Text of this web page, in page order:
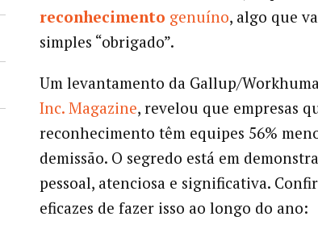
reconhecimento genuíno, algo que
simples “obrigado”.
Um levantamento da Gallup/
Inc. Magazine, revelou que empresas
reconhecimento têm equipes 56%
demissão. O segredo está em
pessoal, atenciosa e significativa.
eficazes de fazer isso ao longo do ano: